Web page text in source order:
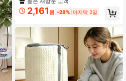
용 부츠 보관 가방, 투명 방진 부츠 커
버, 신발 보관 랙에 적합, 졸업 여행 신
2,161 원 -28% 마지막 2일